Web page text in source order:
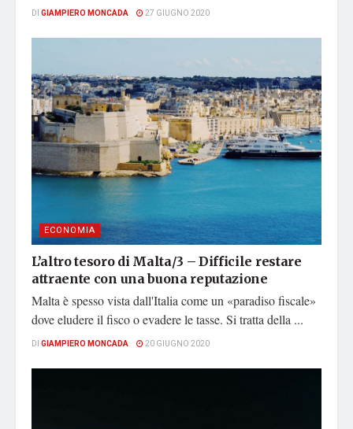
DI GIAMPIERO MONCADA 27 GIUGNO 2020
ECONOMIA
L’altro tesoro di Malta/3 – Difficile restare
attraente con una buona reputazione
Malta è spesso vista dall'Italia come un «paradiso fiscale»
dove eludere il fisco o evadere le tasse. Si tratta della ...
DI GIAMPIERO MONCADA 20 GIUGNO 2020